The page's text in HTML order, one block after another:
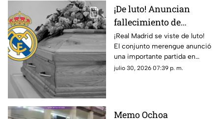
¡De luto! Anuncian
fallecimiento de
jugador del Real
Madrid tras cirugía de
cabeza; ¿Quién era?
¡Real Madrid se viste de luto!
El conjunto merengue anunció
una importante partida en
redes sociales. Conoce los
julio 30, 2026 07:39 p. m.
Memo Ochoa